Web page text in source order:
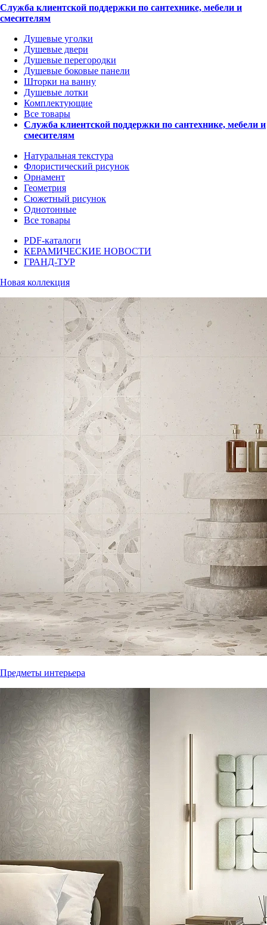
Служба клиентской поддержки по сантехнике, мебели и
смесителям
Душевые уголки
Душевые двери
Душевые перегородки
Душевые боковые панели
Шторки на ванну
Душевые лотки
Комплектующие
Все товары
Служба клиентской поддержки по сантехнике, мебели и
смесителям
Натуральная текстура
Флористический рисунок
Орнамент
Геометрия
Сюжетный рисунок
Однотонные
Все товары
PDF-каталоги
КЕРАМИЧЕСКИЕ НОВОСТИ
ГРАНД-ТУР
Новая коллекция
Предметы интерьера